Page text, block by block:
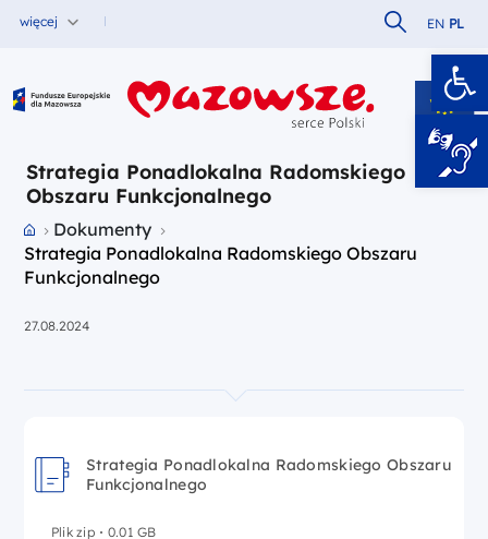
więcej Szukaj w
EN PL
Fundusze Europejskie dla Mazowsza
Strategia Ponadlokalna Radomskiego
Obszaru Funkcjonalnego
Przejdź do strony głównej portalu
Dokumenty
Strategia Ponadlokalna Radomskiego Obszaru
Funkcjonalnego
27.08.2024
Strategia Ponadlokalna Radomskiego Obszaru
Funkcjonalnego
Plik zip 0.01 GB